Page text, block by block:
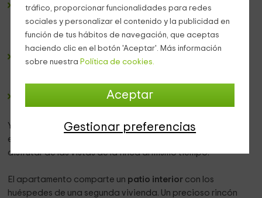
tráfico, proporcionar funcionalidades para redes
sociales y personalizar el contenido y la publicidad en
función de tus hábitos de navegación, que aceptas
haciendo clic en el botón 'Aceptar'. Más información
sobre nuestra Política de cookies.
Aceptar
Gestionar preferencias
Cocina-comedor. La encimera y el mobiliario de cocina
se distibuye a lo largo de una de las paredes,
colocar una mesa de comedor en el extremo opuesto.
Habitación doble. Está decorado en tonos claros, de
. En él dispondréis de los elementos básicos para la
higiene personal.
Ya en el exterior, tendréis acceso a unjardín privado
equipado con mesa y sillas para que podáis descansar y
disfrutar de las vistas de la finca al mismo tiempo.
El apartamento comparte un patio interior con los
huéspedes de una segunda vivienda. Un precioso rincón